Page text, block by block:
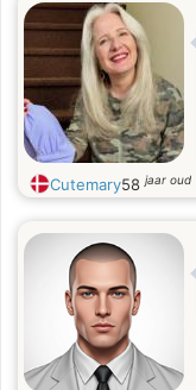
Cutemary58jaar oud